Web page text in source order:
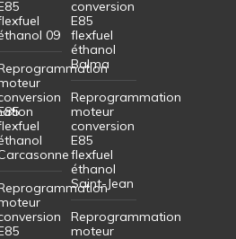
09
conversion
E85
flexfuel
éthanol
Balma
Reprogrammation
moteur
conversion
E85
flexfuel
éthanol
Saint-Jean
Reprogrammation
moteur